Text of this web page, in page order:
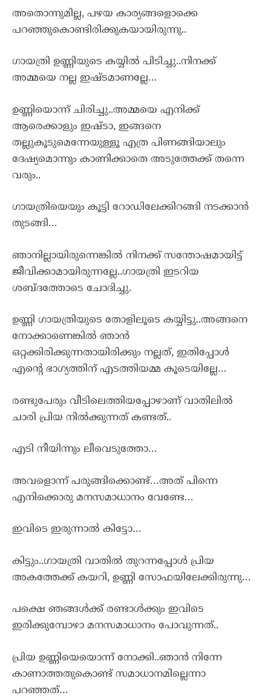
അതൊന്നുമില്ല, പഴയ കാര്യങ്ങളൊക്കെ
പറഞ്ഞുകൊണ്ടിരിക്കുകയായിരുന്നു..
ഗായത്രി ഉണ്ണിയുടെ കയ്യിൽ പിടിച്ചു..നിനക്ക്
അമ്മയെ നല്ല ഇഷ്ടമാണല്ലേ…
ഉണ്ണിയൊന്ന് ചിരിച്ചു..അമ്മയെ എനിക്ക്
ആരെക്കാളും ഇഷ്ടാ, ഇങ്ങനെ
തല്ലുകൂടുമെന്നേയുള്ളൂ എത്ര പിണങ്ങിയാലും
ദേഷ്യമൊന്നും കാണിക്കാതെ അടുത്തേക്ക് തന്നെ
വരും..
ഗായത്രിയെയും കൂട്ടി റോഡിലേക്കിറങ്ങി നടക്കാൻ
തുടങ്ങി…
ഞാനില്ലായിരുന്നെങ്കിൽ നിനക്ക് സന്തോഷമായിട്ട്
ജീവിക്കാമായിരുന്നല്ലേ..ഗായത്രി ഇടറിയ
ശബ്ദത്തോടെ ചോദിച്ചു.
ഉണ്ണി ഗായത്രിയുടെ തോളിലൂടെ കയ്യിട്ടു..അങ്ങനെ
നോക്കാണെങ്കിൽ ഞാൻ
ഒറ്റക്കിരിക്കുന്നതായിരിക്കും നല്ലത്, ഇതിപ്പോൾ
എന്റെ ഭാഗ്യത്തിന് എടത്തിയമ്മ കൂടെയില്ലേ…
രണ്ടുപേരും വീടിലെത്തിയപ്പോഴാണ് വാതിലിൽ
ചാരി പ്രിയ നിൽക്കുന്നത് കണ്ടത്..
എടി നീയിന്നും ലീവെടുത്തോ…
അവളൊന്ന് പരുങ്ങിക്കൊണ്ട്…അത് പിന്നെ
എനിക്കൊരു മനസമാധാനം വേണ്ടേ…
ഇവിടെ ഇരുന്നാൽ കിട്ടോ…
കിട്ടും..ഗായത്രി വാതിൽ തുറന്നപ്പോൾ പ്രിയ
അകത്തേക്ക് കയറി, ഉണ്ണി സോഫയിലേക്കിരുന്നു…
പക്ഷെ ഞങ്ങൾക്ക് രണ്ടാൾക്കും ഇവിടെ
ഇരിക്കുമ്പോഴാ മനസമാധാനം പോവുന്നത്..
പ്രിയ ഉണ്ണിയെയൊന്ന് നോക്കി..ഞാൻ നിന്നേ
കാണാത്തതുകൊണ്ട് സമാധാനമില്ലെന്നാ
പറഞ്ഞത്…